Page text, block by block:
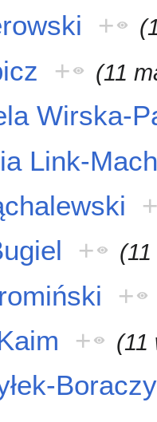
+
+ (11
Wirska-
Link-
+
+
+ (11